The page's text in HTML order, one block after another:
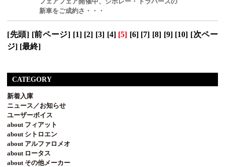
新車をご成約さ・・・
[先頭] [前ページ] [1] [2] [3] [4] [5] [6] [7] [8] [9] [10] [次ペー
ジ] [最終]
CATEGORY
新着入庫
ニュース／お知らせ
ユーザーボイス
about フィアット
about シトロエン
about アルファロメオ
about ロータス
about その他メーカー